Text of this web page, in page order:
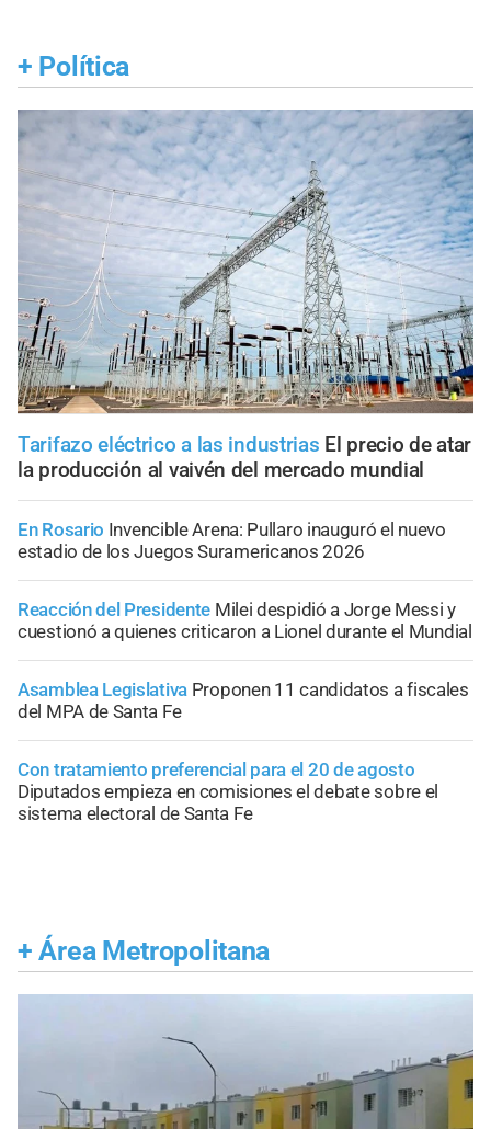
+ Política
Tarifazo eléctrico a las industrias El precio de atar
la producción al vaivén del mercado mundial
En Rosario Invencible Arena: Pullaro inauguró el nuevo
estadio de los Juegos Suramericanos 2026
Reacción del Presidente Milei despidió a Jorge Messi y
cuestionó a quienes criticaron a Lionel durante el Mundial
Asamblea Legislativa Proponen 11 candidatos a fiscales
del MPA de Santa Fe
Con tratamiento preferencial para el 20 de agosto
Diputados empieza en comisiones el debate sobre el
sistema electoral de Santa Fe
+ Área Metropolitana